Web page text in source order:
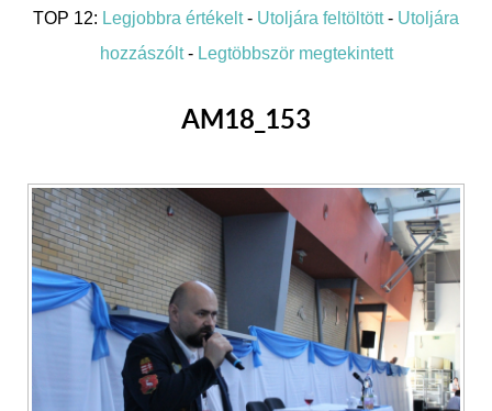
TOP 12: Legjobbra értékelt- Utoljára feltöltött- Utoljára
hozzászólt- Legtöbbször megtekintett
AM18_153